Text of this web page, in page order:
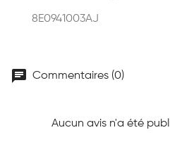
8E0941003AJ
chat Commentaires (0)
Aucun avis n'a été